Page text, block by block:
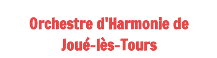
Orchestre d'Harmonie de
Joué-lès-Tours